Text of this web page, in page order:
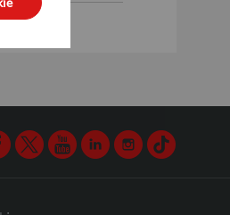
Facebook
TwitterYoutubeLinkedinInstagram
TikTok